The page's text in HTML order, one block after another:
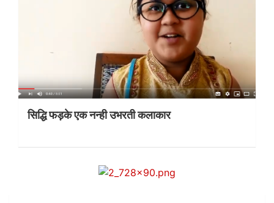
सिद्धि फड़के एक नन्ही उभरती कलाकार